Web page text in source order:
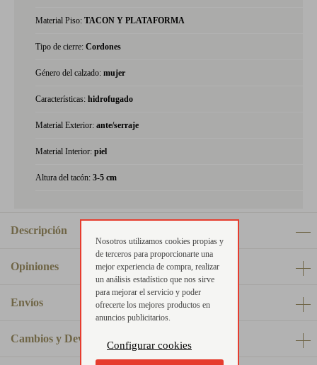
Material Piso: TACON Y PLATAFORMA
Tipo de cierre: Cordones
Género del calzado: mujer
Características: hidrofugado
Material Exterior: ante/serraje
Material Interior: piel
Altura del tacón: 3-5 cm
Descripción
Opiniones
Envíos
Cambios y Devoluciones
Nosotros utilizamos cookies propias y
de terceros para proporcionarte una
mejor experiencia de compra, realizar
un análisis estadístico que nos sirve
para mejorar el servicio y poder
ofrecerte los mejores productos en
anuncios publicitarios.
Configurar cookies